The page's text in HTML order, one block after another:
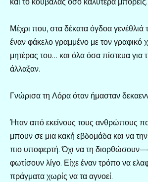
Μέχρι που, στα δέκατα όγδοα
έναν φάκελο γραμμένο με τον γραφικό
μητέρας του… και όλα όσα πίστευα για
άλλαξαν.
Γνώρισα τη Λόρα όταν ήμασταν
Ήταν από εκείνους τους ανθρώπους
μπουν σε μια κακή εβδομάδα και να
πιο υποφερτή. Όχι να τη
φωτίσουν λίγο. Είχε έναν τρόπο να
πράγματα χωρίς να τα αγνοεί.